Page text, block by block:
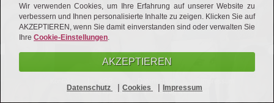
Vertrag kündigen
Vertrag widerrufen
Wir verwenden Cookies, um Ihre Erfahrung auf unserer Website zu
verbessern und Ihnen personalisierte Inhalte zu zeigen. Klicken Sie auf
AKZEPTIEREN, wenn Sie damit einverstanden sind oder verwalten Sie
Ihre Cookie-Einstellungen.
AKZEPTIEREN
Datenschutz | Cookies | Impressum